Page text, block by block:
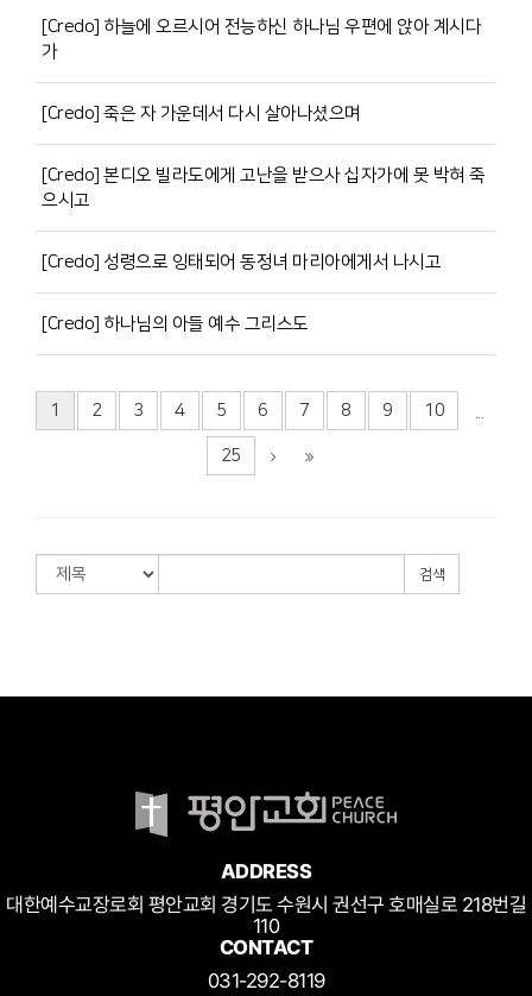
[Credo] 하늘에 오르시어 전능하신 하나님 우편에 앉아 계시다
가
[Credo] 죽은 자 가운데서 다시 살아나셨으며
[Credo] 본디오 빌라도에게 고난을 받으사 십자가에 못 박혀 죽
으시고
[Credo] 성령으로 잉태되어 동정녀 마리아에게서 나시고
[Credo] 하나님의 아들 예수 그리스도
1 2 3 4 5 6 7 8 9 10
25
검색
ADDRESS
대한예수교장로회 평안교회 경기도 수원시 권선구 호매실로 218번길
110
CONTACT
031-292-8119